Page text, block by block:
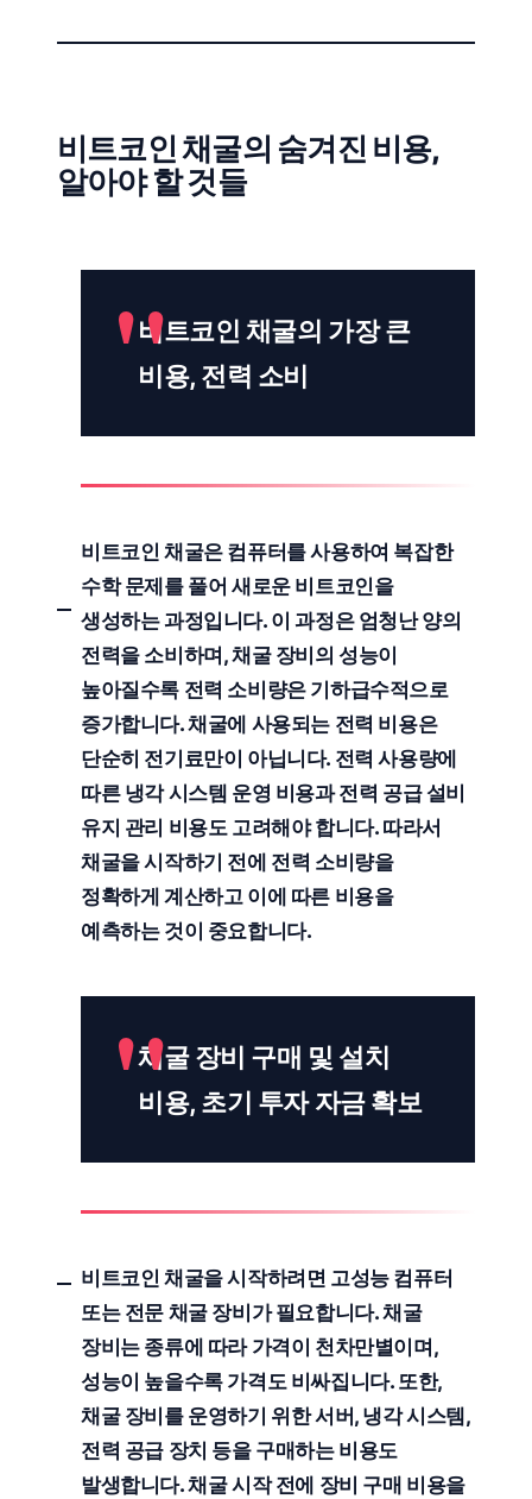
비트코인 채굴의 숨겨진 비용,
알아야 할 것들
비트코인 채굴의 가장 큰
비용, 전력 소비
비트코인 채굴은 컴퓨터를 사용하여 복잡한
수학 문제를 풀어 새로운 비트코인을
생성하는 과정입니다. 이 과정은 엄청난 양의
전력을 소비하며, 채굴 장비의 성능이
높아질수록 전력 소비량은 기하급수적으로
증가합니다. 채굴에 사용되는 전력 비용은
단순히 전기료만이 아닙니다. 전력 사용량에
따른 냉각 시스템 운영 비용과 전력 공급 설비
유지 관리 비용도 고려해야 합니다. 따라서
채굴을 시작하기 전에 전력 소비량을
정확하게 계산하고 이에 따른 비용을
예측하는 것이 중요합니다.
채굴 장비 구매 및 설치
비용, 초기 투자 자금 확보
비트코인 채굴을 시작하려면 고성능 컴퓨터
또는 전문 채굴 장비가 필요합니다. 채굴
장비는 종류에 따라 가격이 천차만별이며,
성능이 높을수록 가격도 비싸집니다. 또한,
채굴 장비를 운영하기 위한 서버, 냉각 시스템,
전력 공급 장치 등을 구매하는 비용도
발생합니다. 채굴 시작 전에 장비 구매 비용을